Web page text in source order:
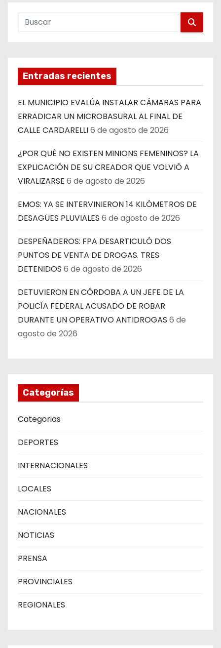
Entradas recientes
EL MUNICIPIO EVALÚA INSTALAR CÁMARAS PARA
ERRADICAR UN MICROBASURAL AL FINAL DE
CALLE CARDARELLI6 de agosto de 2026
¿POR QUÉ NO EXISTEN MINIONS FEMENINOS? LA
EXPLICACIÓN DE SU CREADOR QUE VOLVIÓ A
VIRALIZARSE 6 de agosto de 2026
EMOS: YA SE INTERVINIERON 14 KILÓMETROS DE
DESAGÜES PLUVIALES 6 de agosto de 2026
DESPEÑADEROS: FPA DESARTICULÓ DOS
PUNTOS DE VENTA DE DROGAS. TRES
DETENIDOS 6 de agosto de 2026
DETUVIERON EN CÓRDOBA A UN JEFE DE LA
POLICÍA FEDERAL ACUSADO DE ROBAR
DURANTE UN OPERATIVO ANTIDROGAS 6 de
agosto de 2026
Categorías
Categorias
DEPORTES
INTERNACIONALES
LOCALES
NACIONALES
NOTICIAS
PRENSA
PROVINCIALES
REGIONALES